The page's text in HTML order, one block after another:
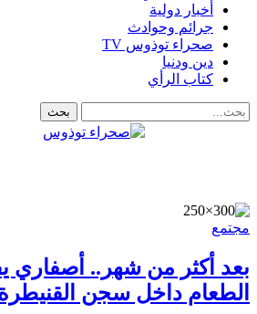
أخبار دولية
جرائم وحوادث
صحراء توذوس TV
دين ودنيا
كتاب الرأي
مجتمع
بعد أكثر من شهر.. أصفاري
الطعام داخل سجن